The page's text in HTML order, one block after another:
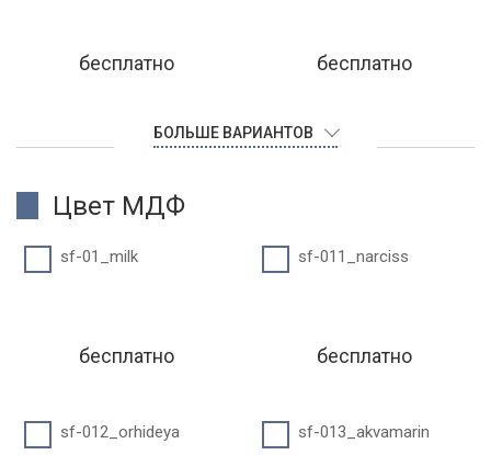
бесплатно бесплатно
БОЛЬШЕ ВАРИАНТОВ
Цвет МДФ
sf-01_milk
бесплатно
sf-011_narciss
бесплатно
sf-012_orhideya sf-013_akvamarin